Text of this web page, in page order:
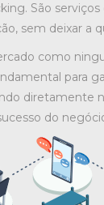
São
sem deixar a
como
para
diretamente
do